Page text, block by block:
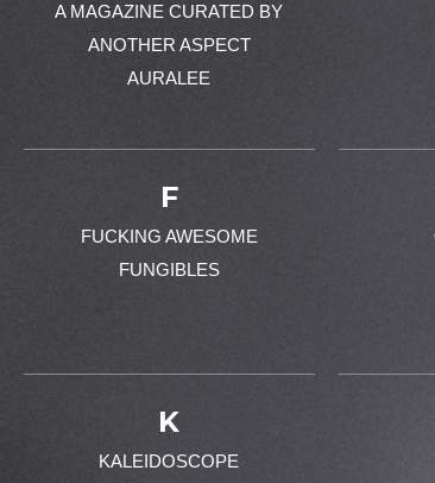
A MAGAZINE CURATED BY
ANOTHER ASPECT
AURALEE
F
FUCKING AWESOME
FUNGIBLES
K
KALEIDOSCOPE